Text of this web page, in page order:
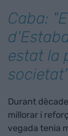
Caba:
estat la
Durant
millorar i
vegada tenia